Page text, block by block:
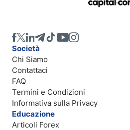
Società
Chi Siamo
Contattaci
FAQ
Termini e Condizioni
Informativa sulla Privacy
Educazione
Articoli Forex